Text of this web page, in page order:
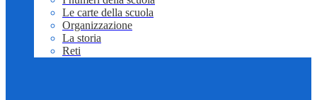
Le carte della scuola
Organizzazione
La storia
Reti